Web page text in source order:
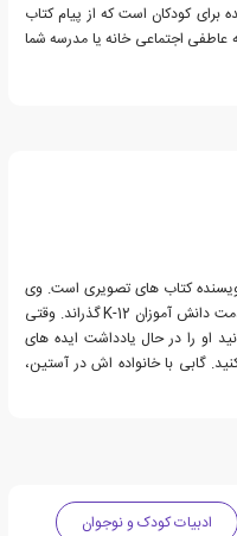
برای کودکان است که از پیام کتاب
عاطفی اجتماعی خانه یا مدرسه شما
نویسنده کتاب های تصویری است. وی
20 سال گذشته را به عنوان مشاور مدرسه در خدمت دانش آموزان K-12 گذراند. وقتی
او را در حال یادداشت ایده های
گابی با خانواده اش در آستین،
ادبیات کودک و نوجوان